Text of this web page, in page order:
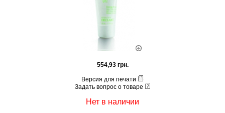
554,93 грн.
Версия для печати
Задать вопрос о товаре
Нет в наличии